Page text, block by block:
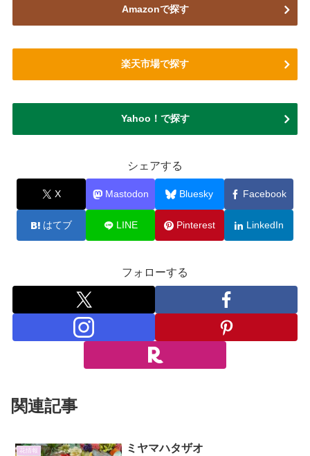
Amazonで探す
楽天市場で探す
Yahoo！で探す
シェアする
X Mastodon Bluesky Facebook
はてブ LINE Pinterest LinkedIn
フォローする
関連記事
花情報 ミヤマハタザオ